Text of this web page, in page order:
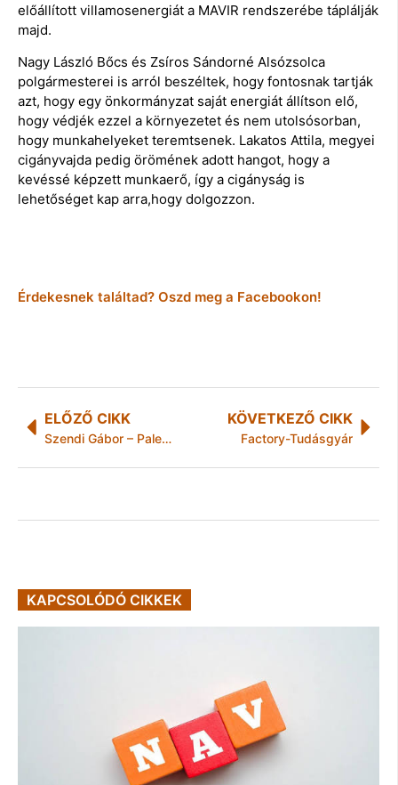
előállított villamosenergiát a MAVIR rendszerébe táplálják
majd.
Nagy László Bőcs és Zsíros Sándorné Alsózsolca
polgármesterei is arról beszéltek, hogy fontosnak tartják
azt, hogy egy önkormányzat saját energiát állítson elő,
hogy védjék ezzel a környezetet és nem utolsósorban,
hogy munkahelyeket teremtsenek. Lakatos Attila, megyei
cigányvajda pedig örömének adott hangot, hogy a
kevéssé képzett munkaerő, így a cigányság is
lehetőséget kap arra,hogy dolgozzon.
Érdekesnek találtad? Oszd meg a Facebookon!
ELŐZŐ CIKK
Szendi Gábor – Paleolit táplálkozás kezdőknek
KÖVETKEZŐ CIKK
Factory-Tudásgyár
KAPCSOLÓDÓ CIKKEK